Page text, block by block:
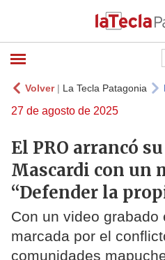
Volver| La Tecla Patagonia
27 de agosto de 2025
El PRO arrancó
Mascardi con un
“Defender la
Con un video grabado
marcada por el
comunidades